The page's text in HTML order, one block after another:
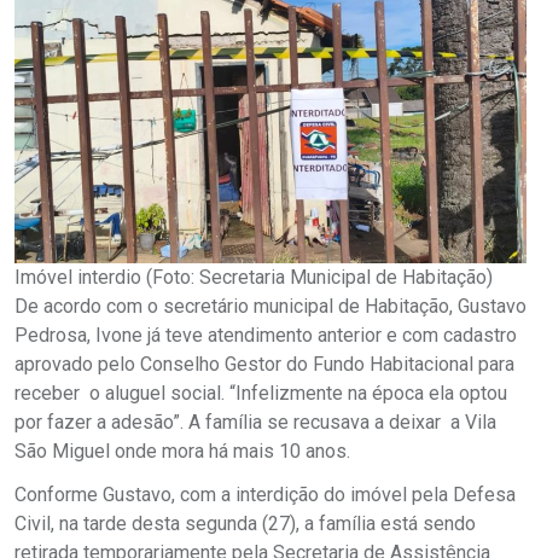
Imóvel interdio (Foto: Secretaria Municipal de Habitação)
De acordo com o secretário municipal de Habitação, Gustavo
Pedrosa, Ivone já teve atendimento anterior e com cadastro
aprovado pelo Conselho Gestor do Fundo Habitacional para
receber o aluguel social. “Infelizmente na época ela optou
por fazer a adesão”. A família se recusava a deixar a Vila
São Miguel onde mora há mais 10 anos.
Conforme Gustavo, com a interdição do imóvel pela Defesa
Civil, na tarde desta segunda (27), a família está sendo
retirada temporariamente pela Secretaria de Assistência